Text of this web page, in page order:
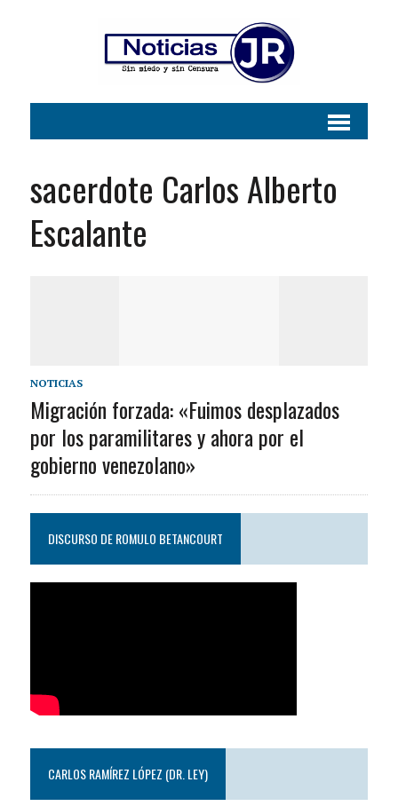
sacerdote Carlos Alberto
Escalante
NOTICIAS
Migración forzada: «Fuimos desplazados
por los paramilitares y ahora por el
gobierno venezolano»
DISCURSO DE ROMULO BETANCOURT
CARLOS RAMÍREZ LÓPEZ (DR. LEY)